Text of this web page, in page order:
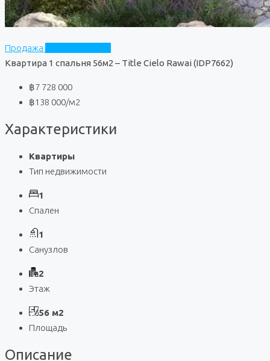
Продажа
Квартира 1 спальня 56м2 – Title Cielo Rawai (IDP7662)
฿7 728 000
฿138 000/м2
Характеристики
Квартиры
Тип недвижимости
1
Спален
1
Санузлов
2
Этаж
56 м2
Площадь
Описание